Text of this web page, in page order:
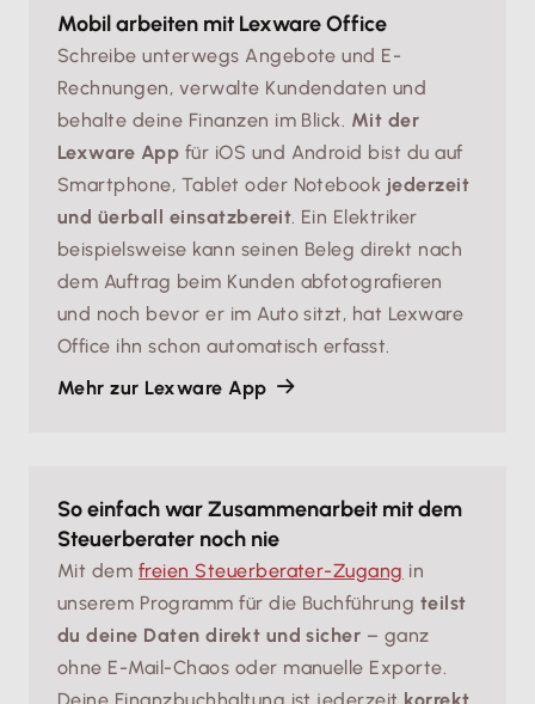
Mobil arbeiten mit Lexware Office
Schreibe unterwegs Angebote und E-
Rechnungen, verwalte Kundendaten und
behalte deine Finanzen im Blick. Mit der
Lexware App für iOS und Android bist du auf
Smartphone, Tablet oder Notebook jederzeit
und üerball einsatzbereit . Ein Elektriker
beispielsweise kann seinen Beleg direkt nach
dem Auftrag beim Kunden abfotografieren
und noch bevor er im Auto sitzt, hat Lexware
Office ihn schon automatisch erfasst.
Mehr zur Lexware App
So einfach war Zusammenarbeit mit dem
Steuerberater noch nie
Mit dem freien Steuerberater-Zugang in
unserem Programm für die Buchführung teilst
du deine Daten direkt und sicher – ganz
ohne E-Mail-Chaos oder manuelle Exporte.